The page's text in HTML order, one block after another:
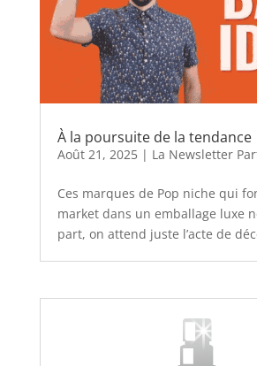
À la poursuite de la tendance
Août 21, 2025| La Newsletter
Ces marques de Pop niche qui
market dans un emballage luxe
part, on attend juste l’acte de